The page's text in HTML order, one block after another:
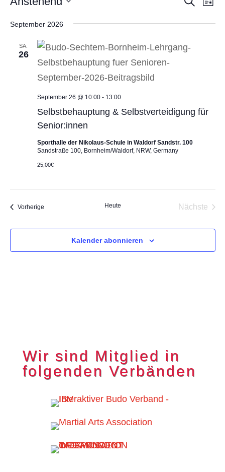
und
Liste
wählen.
September 2026
SA.
26
Selbstbehauptung & Selbstverteidigung für
Senior:innen
September 26 @ 10:00- 13:00
Sporthalle der Nikolaus-Schule in Waldorf Sandstr. 100
Sandstraße 100, Bornheim/Waldorf, NRW, Germany
25,00€
VorherigeVeranstaltungen Heute
Nächste
Kalender abonnieren
Wir sind Mitglied in
folgenden Verbänden